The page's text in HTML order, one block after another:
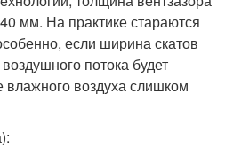
мм. На практике стараются
если ширина скатов
потока будет
влажного воздуха слишком